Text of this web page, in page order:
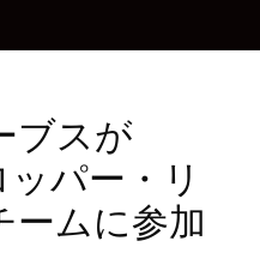
ブスが
パー・リ
ームに参加